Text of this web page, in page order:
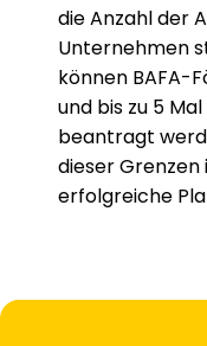
die Anzahl der
Unternehmen
können BAFA-
und bis zu 5
beantragt
dieser
erfolgreiche